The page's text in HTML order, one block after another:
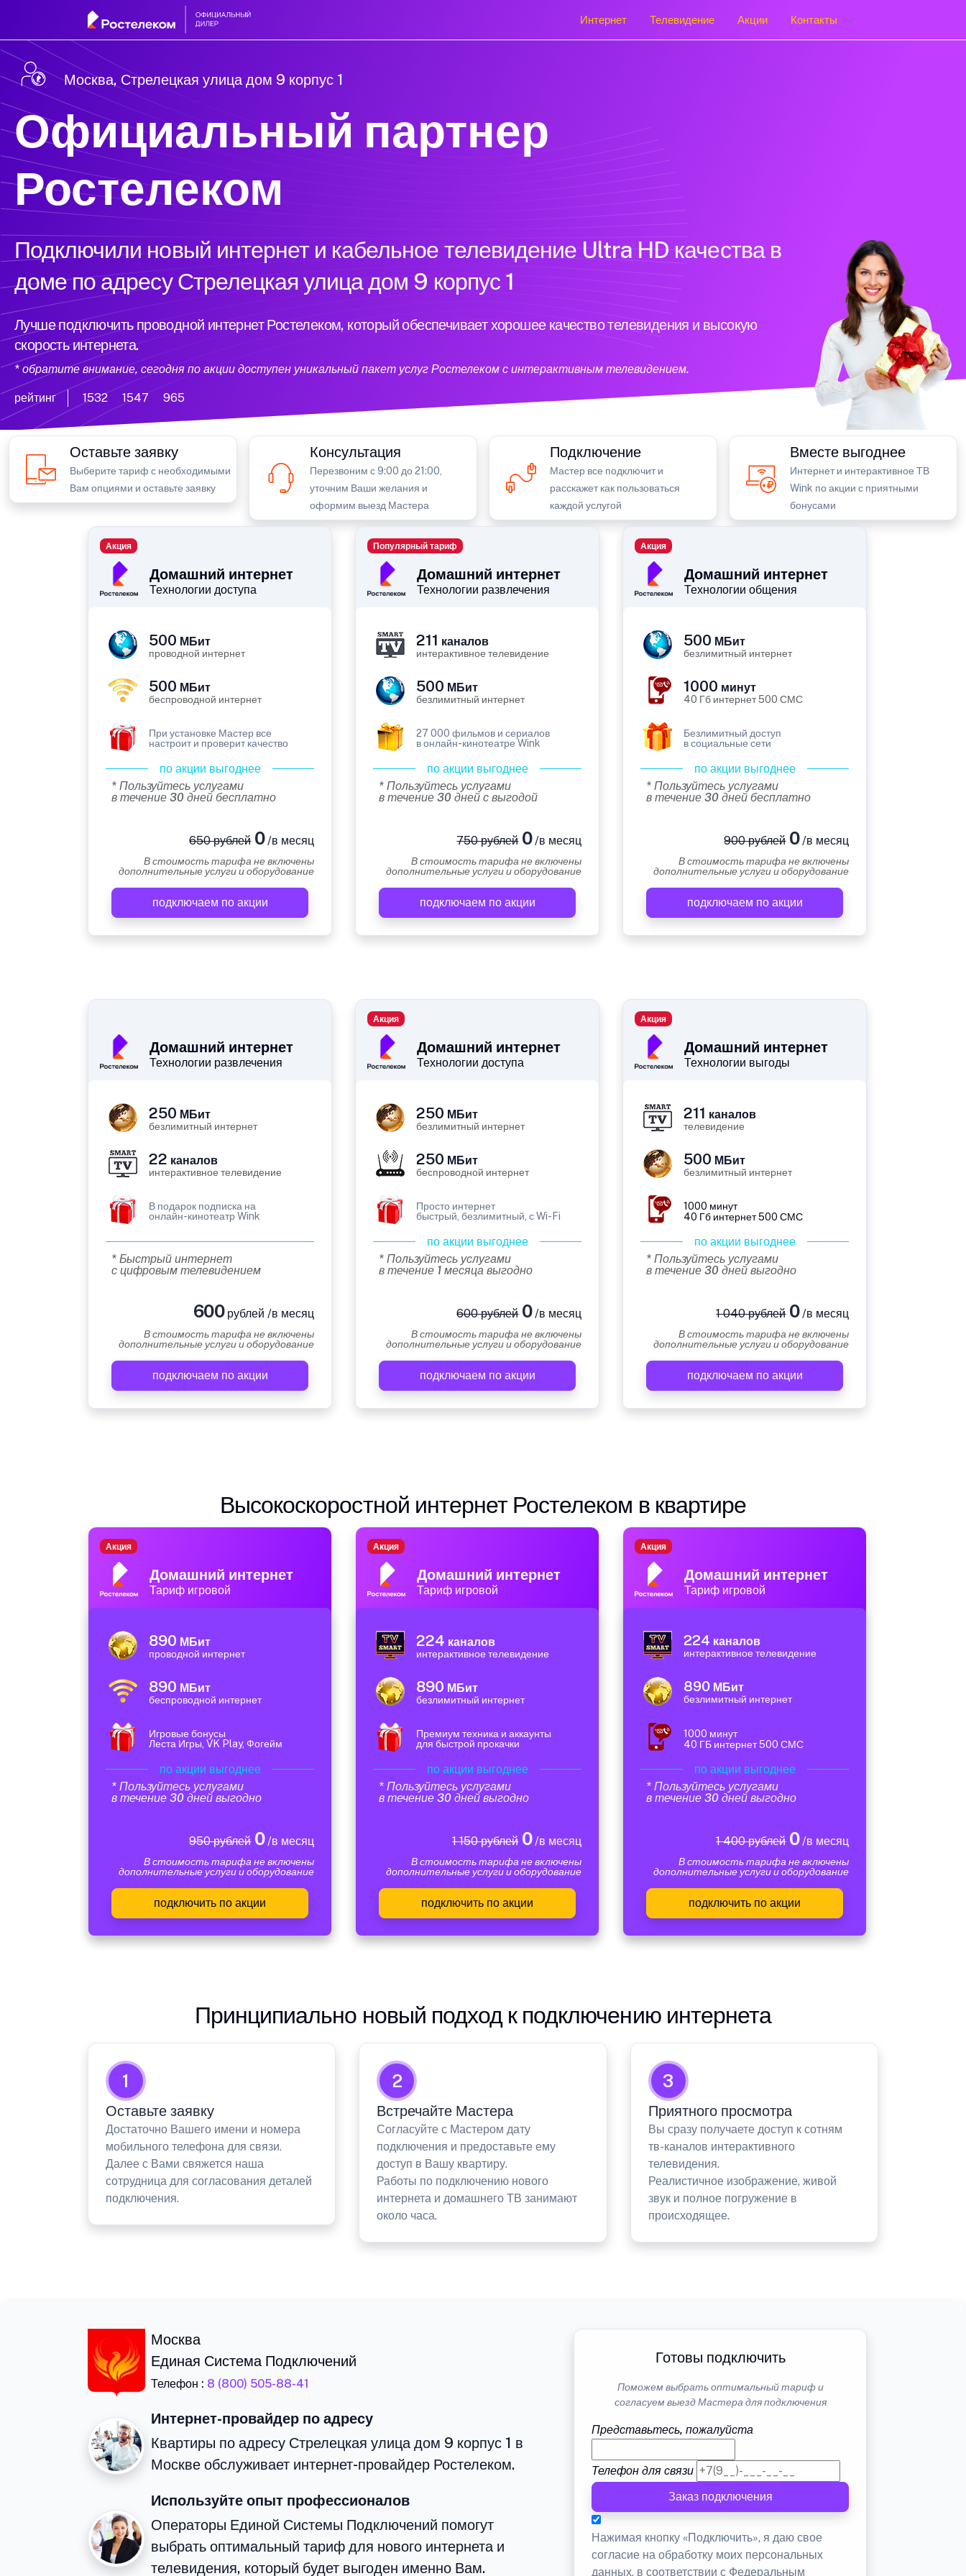
Интернет Телевидение Акции Контакты
Москва, Стрелецкая улица дом 9 корпус 1
Официальный партнер
Ростелеком
Подключили новый интернет и кабельное телевидение Ultra HD качества в
доме по адресу Стрелецкая улица дом 9 корпус 1
Лучше подключить проводной интернет Ростелеком, который обеспечивает хорошее качество телевидения и высокую
скорость интернета.
* обратите внимание, сегодня по акции доступен уникальный пакет услуг Ростелеком с интерактивным телевидением.
рейтинг 1532 1547 965
Оставьте заявку
Выберите тариф с необходимыми
Вам опциями и оставьте заявку
Консультация
Перезвоним с 9:00 до 21:00,
уточним Ваши желания и
оформим выезд Мастера
Подключение
Мастер все подключит и
расскажет как пользоваться
каждой услугой
Вместе выгоднее
Интернет и интерактивное ТВ
Wink по акции с приятными
бонусами
Домашний интернет
Технологии доступа
Акция
500 МБит
проводной интернет
500 МБит
беспроводной интернет
При установке Мастер все
настроит и проверит качество
по акции выгоднее
* Пользуйтесь услугами
в течение 30 дней бесплатно
650 рублей0/в месяц
В стоимость тарифа не включены
дополнительные услуги и оборудование
подключаем по акции
Домашний интернет
Технологии развлечения
Популярный тариф
211 каналов
интерактивное телевидение
500 МБит
безлимитный интернет
27 000 фильмов и сериалов
в онлайн-кинотеатре Wink
по акции выгоднее
* Пользуйтесь услугами
в течение 30 дней с выгодой
750 рублей0/в месяц
В стоимость тарифа не включены
дополнительные услуги и оборудование
подключаем по акции
Домашний интернет
Технологии общения
Акция
500 МБит
безлимитный интернет
1000 минут
40 Гб интернет 500 СМС
Безлимитный доступ
в социальные сети
по акции выгоднее
* Пользуйтесь услугами
в течение 30 дней бесплатно
900 рублей0/в месяц
В стоимость тарифа не включены
дополнительные услуги и оборудование
подключаем по акции
Домашний интернет
Технологии развлечения
250 МБит
безлимитный интернет
22 каналов
интерактивное телевидение
В подарок подписка на
онлайн-кинотеатр Wink
* Быстрый интернет
с цифровым телевидением
600рублей /в месяц
В стоимость тарифа не включены
дополнительные услуги и оборудование
подключаем по акции
Домашний интернет
Технологии доступа
Акция
250 МБит
безлимитный интернет
250 МБит
беспроводной интернет
Просто интернет
быстрый, безлимитный, с Wi-Fi
по акции выгоднее
* Пользуйтесь услугами
в течение 1 месяца выгодно
600 рублей0/в месяц
В стоимость тарифа не включены
дополнительные услуги и оборудование
подключаем по акции
Домашний интернет
Технологии выгоды
Акция
211 каналов
телевидение
500 МБит
безлимитный интернет
1000 минут
40 Гб интернет 500 СМС
по акции выгоднее
* Пользуйтесь услугами
в течение 30 дней выгодно
1 040 рублей0/в месяц
В стоимость тарифа не включены
дополнительные услуги и оборудование
подключаем по акции
Высокоскоростной интернет Ростелеком в квартире
Домашний интернет
Тариф игровой
Акция
890 МБит
проводной интернет
890 МБит
беспроводной интернет
Игровые бонусы
Леста Игры, VK Play, Фогейм
по акции выгоднее
* Пользуйтесь услугами
в течение 30 дней выгодно
950 рублей0/в месяц
В стоимость тарифа не включены
дополнительные услуги и оборудование
подключить по акции
Домашний интернет
Тариф игровой
Акция
224 каналов
интерактивное телевидение
890 МБит
безлимитный интернет
Премиум техника и аккаунты
для быстрой прокачки
по акции выгоднее
* Пользуйтесь услугами
в течение 30 дней выгодно
1 150 рублей0/в месяц
В стоимость тарифа не включены
дополнительные услуги и оборудование
подключить по акции
Домашний интернет
Тариф игровой
Акция
224 каналов
интерактивное телевидение
890 МБит
безлимитный интернет
1000 минут
40 ГБ интернет 500 СМС
по акции выгоднее
* Пользуйтесь услугами
в течение 30 дней выгодно
1 400 рублей0/в месяц
В стоимость тарифа не включены
дополнительные услуги и оборудование
подключить по акции
Принципиально новый подход к подключению интернета
1
Оставьте заявку
Достаточно Вашего имени и номера
мобильного телефона для связи.
Далее с Вами свяжется наша
сотрудница для согласования деталей
подключения.
2
Встречайте Мастера
Согласуйте с Мастером дату
подключения и предоставьте ему
доступ в Вашу квартиру.
Работы по подключению нового
интернета и домашнего ТВ занимают
около часа.
3
Приятного просмотра
Вы сразу получаете доступ к сотням
тв-каналов интерактивного
телевидения.
Реалистичное изображение, живой
звук и полное погружение в
происходящее.
Москва
Единая Система Подключений
Телефон : 8 (800) 505-88-41
Интернет-провайдер по адресу
Квартиры по адресу Стрелецкая улица дом 9 корпус 1 в
Москве обслуживает интернет-провайдер Ростелеком.
Используйте опыт профессионалов
Операторы Единой Системы Подключений помогут
выбрать оптимальный тариф для нового интернета и
телевидения, который будет выгоден именно Вам.
Готовы подключить
Поможем выбрать оптимальный тариф и
согласуем выезд Мастера для подключения
Представьтесь, пожалуйста
Телефон для связи
Заказ подключения
Нажимая кнопку «Подключить», я даю свое
согласие на обработку моих персональных
данных, в соответствии с Федеральным